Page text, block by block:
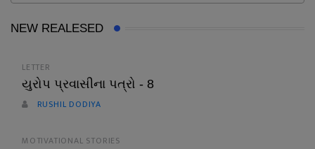
NEW REALESED
LETTER
યુરોપ પ્રવાસીના પત્રો - 8
RUSHIL DODIYA
MOTIVATIONAL STORIES